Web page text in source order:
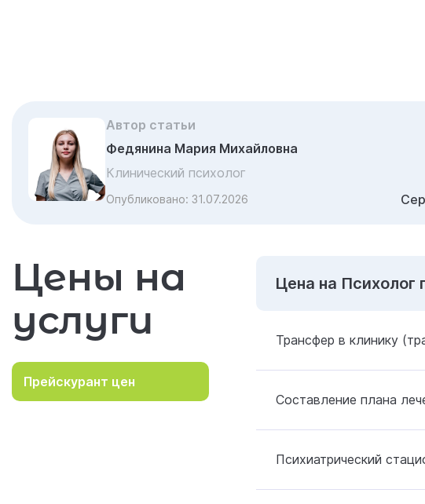
Автор статьи
Федянина Мария Михайловна
Клинический психолог
Опубликовано: 31.07.2026
Цены на
услуги
Прейскурант цен
Цена на Психолог
Трансфер в клинику
Составление плана
Психиатрический